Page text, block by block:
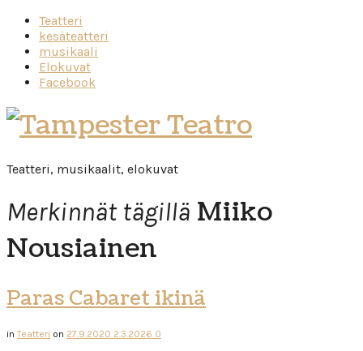
Teatteri
kesäteatteri
musikaali
Elokuvat
Facebook
Tampester
Teatro
Teatteri, musikaalit, elokuvat
Merkinnät tägillä Miiko
Nousiainen
Paras Cabaret ikinä
inTeatteri on 27.9.2020 2.3.2026 0